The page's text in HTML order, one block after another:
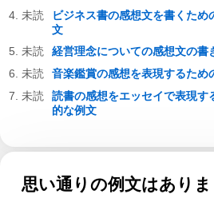
ビジネス書の感想文を書くため
文
経営理念についての感想文の書
音楽鑑賞の感想を表現するため
読書の感想をエッセイで表現す
的な例文
思い通りの例文はあり